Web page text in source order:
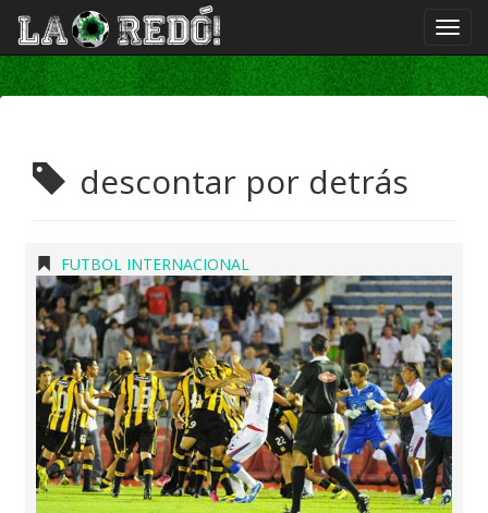
descontar por detrás
FUTBOL INTERNACIONAL